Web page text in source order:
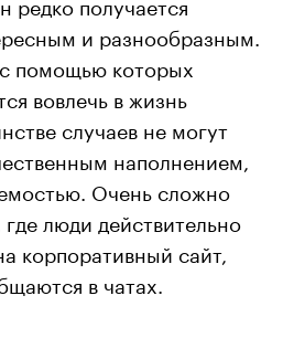
и разнообразным.
помощью которых
вовлечь в жизнь
случаев не могут
наполнением,
Очень сложно
люди действительно
корпоративный сайт,
в чатах.